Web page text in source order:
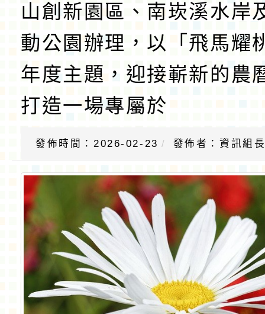
山創新園區、南崁溪水岸
動公園辦理，以「飛馬耀
年度主題，迎接嶄新的農
打造一場專屬於
發佈時間：2026-02-23 發佈者：資訊組